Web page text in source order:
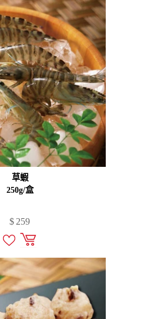
草蝦
250g/盒
$ 259